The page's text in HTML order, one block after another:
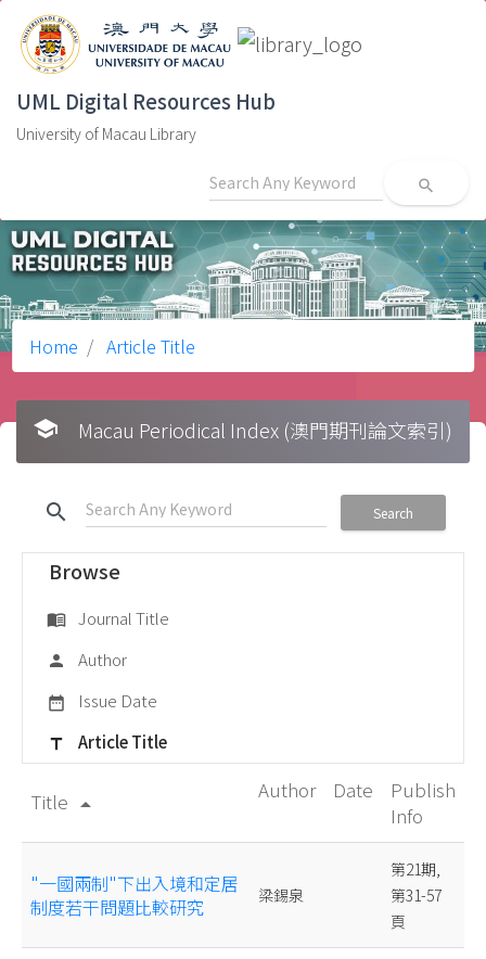
UML Digital Resources Hub
University of Macau Library
search
Home Article Title
school Macau Periodical Index (澳門期刊論文索引)
search Search
Browse
menu_book Journal Title
person Author
date_range Issue Date
title Article Title
Title arrow_drop_up
Author Date
Publish
Info
"一國兩制"下出入境和定居
制度若干問題比較研究
梁錫泉
第21期,
第31-57
頁